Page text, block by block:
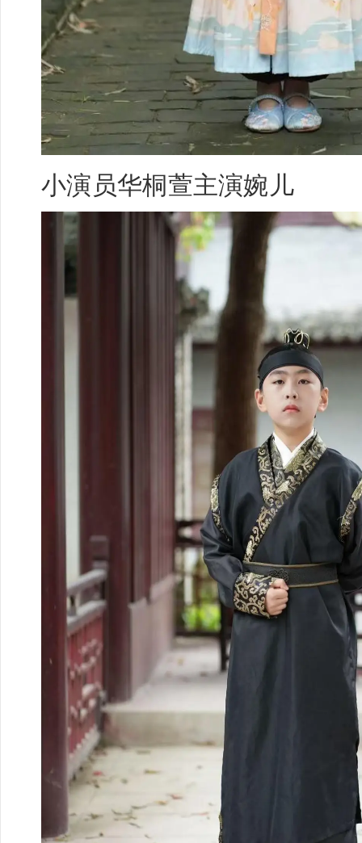
小演员华桐萱主演婉儿